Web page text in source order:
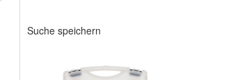
Suche speichern